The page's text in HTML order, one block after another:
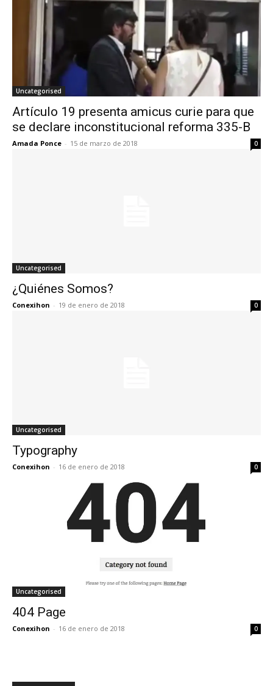
Uncategorised
Artículo 19 presenta amicus curie para que
se declare inconstitucional reforma 335-B
Amada Ponce - 15 de marzo de 2018 0
Uncategorised
¿Quiénes Somos?
Conexihon - 19 de enero de 2018 0
Uncategorised
Typography
Conexihon - 16 de enero de 2018 0
Uncategorised
404 Page
Conexihon - 16 de enero de 2018 0